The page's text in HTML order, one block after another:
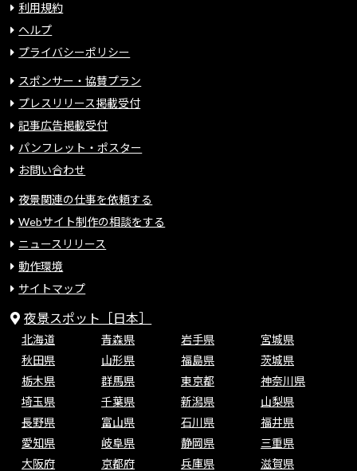
利用規約
ヘルプ
プライバシーポリシー
スポンサー・協賛プラン
プレスリリース掲載受付
記事広告掲載受付
パンフレット・ポスター
お問い合わせ
夜景関連の仕事を依頼する
Webサイト制作の相談をする
ニュースリリース
動作環境
サイトマップ
夜景スポット［日本］
北海道 青森県 岩手県
宮城県
秋田県
山形県 福島県
茨城県
栃木県
群馬県 東京都
神奈川県
埼玉県
千葉県 新潟県
山梨県
長野県
富山県 石川県
福井県
愛知県
岐阜県 静岡県
三重県
大阪府
京都府 兵庫県
滋賀県